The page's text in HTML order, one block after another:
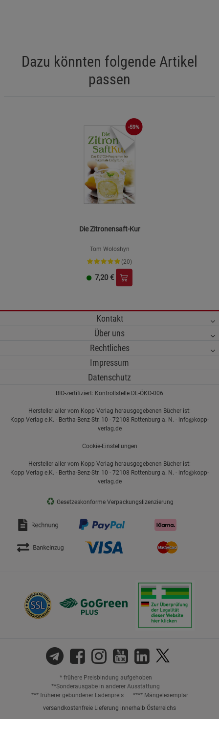
Dazu könnten folgende Artikel
passen
-59%
Die Zitronensaft-Kur
Tom Woloshyn
(20)
7,20 €
Kontakt
Über uns
Rechtliches
Impressum
Datenschutz
BIO-zertifiziert: Kontrollstelle DE-ÖKO-006
Hersteller aller vom Kopp Verlag herausgegebenen Bücher ist:
Kopp Verlag e.K. - Bertha-Benz-Str. 10 - 72108 Rottenburg a. N. - info@kopp-
verlag.de
Cookie-Einstellungen
Hersteller aller vom Kopp Verlag herausgegebenen Bücher ist:
Kopp Verlag e.K. - Bertha-Benz-Str. 10 - 72108 Rottenburg a. N. - info@kopp-
verlag.de
♻ Gesetzeskonforme Verpackungslizenzierung
* frühere Preisbindung aufgehoben
**Sonderausgabe in anderer Ausstattung
*** früherer gebundener Ladenpreis
**** Mängelexemplar
versandkostenfreie Lieferung innerhalb Österreichs